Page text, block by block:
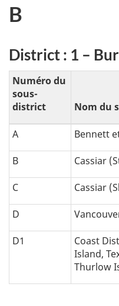
g
a
t
i
o
n
a
l
p
h
B
District : 1 –
Numéro du
sous-
district
Nom du
A Bennett
B Cassiar
C Cassiar
D
D1
Coast
Island,
Thurlow